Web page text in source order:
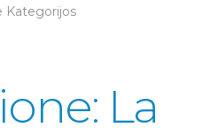
Kategorijos
La